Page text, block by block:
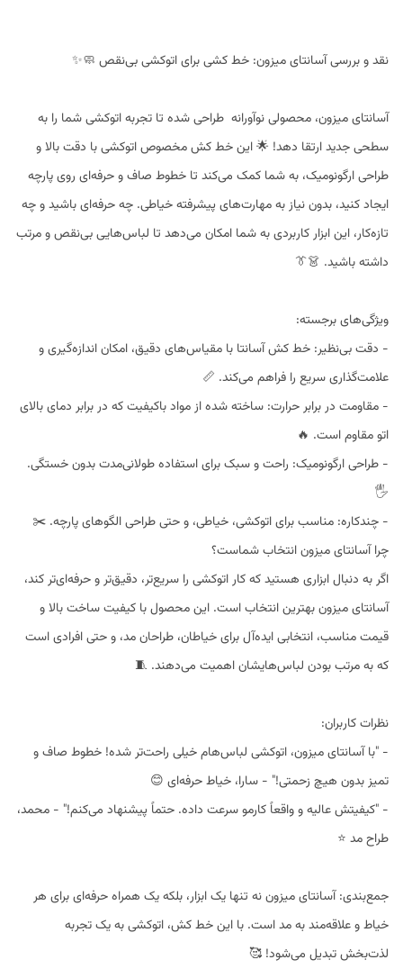
نقد و بررسی آسانتای میزون: خط کشی برای اتوکشی بی‌نقص 🧼✨
آسانتای میزون، محصولی نوآورانه طراحی شده تا تجربه اتوکشی شما را به
سطحی جدید ارتقا دهد! 🌟 این خط کش مخصوص اتوکشی با دقت بالا و
طراحی ارگونومیک، به شما کمک می‌کند تا خطوط صاف و حرفه‌ای روی پارچه
ایجاد کنید، بدون نیاز به مهارت‌های پیشرفته خیاطی. چه حرفه‌ای باشید و چه
تازه‌کار، این ابزار کاربردی به شما امکان می‌دهد تا لباس‌هایی بی‌نقص و مرتب
داشته باشید. 👗👔
ویژگی‌های برجسته:
- دقت بی‌نظیر: خط کش آسانتا با مقیاس‌های دقیق، امکان اندازه‌گیری و
علامت‌گذاری سریع را فراهم می‌کند. 📏
- مقاومت در برابر حرارت: ساخته شده از مواد باکیفیت که در برابر دمای بالای
اتو مقاوم است. 🔥
- طراحی ارگونومیک: راحت و سبک برای استفاده طولانی‌مدت بدون خستگی.
🖐️
- چندکاره: مناسب برای اتوکشی، خیاطی، و حتی طراحی الگوهای پارچه. ✂️
چرا آسانتای میزون انتخاب شماست؟
اگر به دنبال ابزاری هستید که کار اتوکشی را سریع‌تر، دقیق‌تر و حرفه‌ای‌تر کند،
آسانتای میزون بهترین انتخاب است. این محصول با کیفیت ساخت بالا و
قیمت مناسب، انتخابی ایده‌آل برای خیاطان، طراحان مد، و حتی افرادی است
که به مرتب بودن لباس‌هایشان اهمیت می‌دهند. 🧵
نظرات کاربران:
- "با آسانتای میزون، اتوکشی لباس‌هام خیلی راحت‌تر شده! خطوط صاف و
تمیز بدون هیچ زحمتی!" - سارا، خیاط حرفه‌ای 😊
- "کیفیتش عالیه و واقعاً کارمو سرعت داده. حتماً پیشنهاد می‌کنم!" - محمد،
طراح مد ⭐
جمع‌بندی: آسانتای میزون نه تنها یک ابزار، بلکه یک همراه حرفه‌ای برای هر
خیاط و علاقه‌مند به مد است. با این خط کش، اتوکشی به یک تجربه
لذت‌بخش تبدیل می‌شود! 🥰